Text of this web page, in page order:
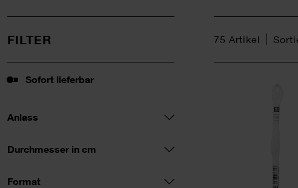
FILTER
Sofort lieferbar
Sofort lieferbar
Anlass
Durchmesser in cm
Format
75 Artikel